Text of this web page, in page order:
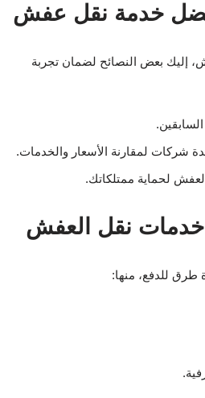
أفضل خدمة نقل عفش
إليك بعض النصائح لضمان تجربة
لمقارنة الأسعار والخدمات.
لحماية ممتلكاتك.
نقل العفش
للدفع، منها: